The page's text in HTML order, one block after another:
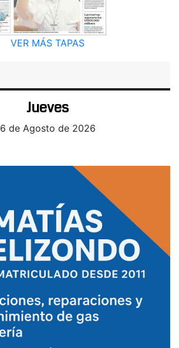
VER MÁS TAPAS
Jueves
6 de Agosto de 2026